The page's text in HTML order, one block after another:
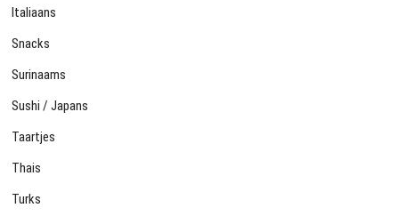
Italiaans
Snacks
Surinaams
Sushi / Japans
Taartjes
Thais
Turks